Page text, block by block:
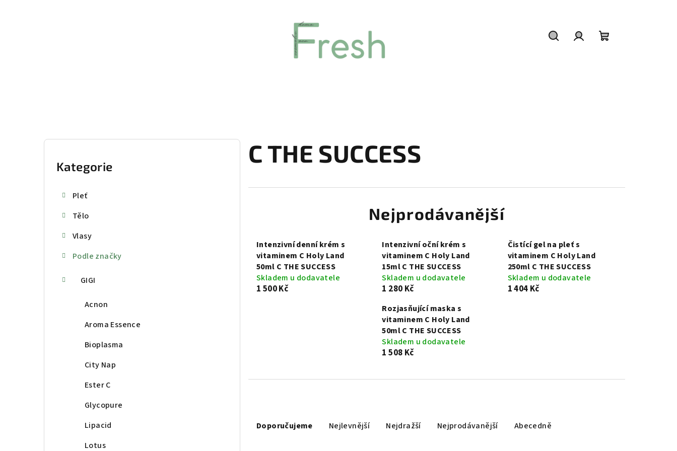
Přeskočit
kategorie
Kategorie
Pleť
Tělo
Vlasy
Podle značky
GIGI
Acnon
Aroma Essence
Bioplasma
City Nap
Ester C
Glycopure
Lipacid
Lotus
C THE SUCCESS
Nejprodávanější
Intenzivní denní krém s
vitaminem C Holy Land
50ml C THE SUCCESS
Skladem u dodavatele
1 500 Kč
Intenzivní oční krém s
vitaminem C Holy Land
15ml C THE SUCCESS
Skladem u dodavatele
1 280 Kč
Čistící gel na pleť s
vitaminem C Holy Land
250ml C THE SUCCESS
Skladem u dodavatele
1 404 Kč
Rozjasňující maska s
vitaminem C Holy Land
50ml C THE SUCCESS
Skladem u dodavatele
1 508 Kč
aDoporučujeme Nejlevnější Nejdražší Nejprodávanější Abecedně